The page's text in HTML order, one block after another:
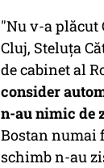
"Nu v-a plăcut
Cluj, Steluța
de cabinet al
consider
n-au nimic de
Bostan numai
schimb n-au